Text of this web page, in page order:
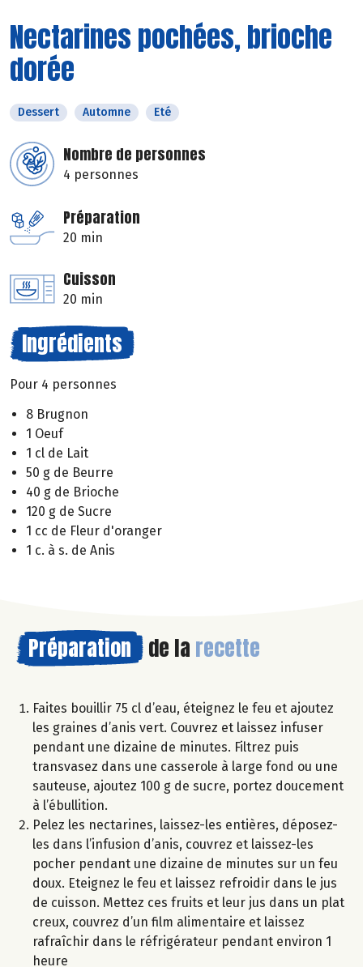
Nectarines pochées, brioche
dorée
Dessert Automne Eté
Nombre de personnes
4 personnes
Préparation
20 min
Cuisson
20 min
Ingrédients
Pour 4 personnes
8 Brugnon
1 Oeuf
1 cl de Lait
50 g de Beurre
40 g de Brioche
120 g de Sucre
1 cc de Fleur d'oranger
1 c. à s. de Anis
Préparation de la recette
Faites bouillir 75 cl d’eau, éteignez le feu et ajoutez
les graines d’anis vert. Couvrez et laissez infuser
pendant une dizaine de minutes. Filtrez puis
transvasez dans une casserole à large fond ou une
sauteuse, ajoutez 100 g de sucre, portez doucement
à l’ébullition.
Pelez les nectarines, laissez-les entières, déposez-
les dans l’infusion d’anis, couvrez et laissez-les
pocher pendant une dizaine de minutes sur un feu
doux. Eteignez le feu et laissez refroidir dans le jus
de cuisson. Mettez ces fruits et leur jus dans un plat
creux, couvrez d’un film alimentaire et laissez
rafraîchir dans le réfrigérateur pendant environ 1
heure